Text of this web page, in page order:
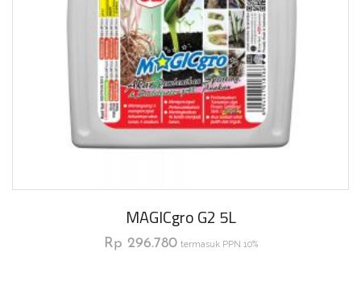
MAGICgro G2 5L
Rp 296.780 termasuk PPN 10%